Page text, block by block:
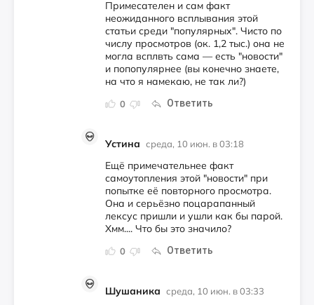
0 Ответить
Примесателен и сам факт
неожиданного всплывания этой
статьи среди "популярных". Чисто по
числу просмотров (ок. 1,2 тыс.) она не
могла всплвть сама — есть "новости"
и попопулярнее (вы конечно знаете,
на что я намекаю, не так ли?)
Устина среда, 10 июн. в 03:18
0 Ответить
Ещё примечательнее факт
самоутопления этой "новости" при
попытке её повторного просмотра.
Она и серьёзно поцарапанный
лексус пришли и ушли как бы парой.
Хмм.... Что бы это значило?
Шушаника среда, 10 июн. в 03:33